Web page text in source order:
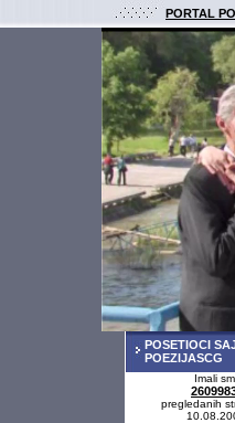
PORTAL
POSETIOCI
POEZIJASCG
Imali
pregledanih